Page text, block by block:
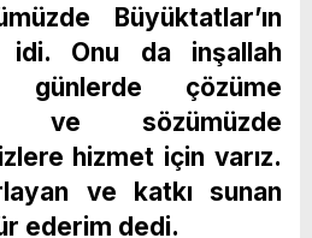
Büyüktatlar’ın
idi. Onu da inşallah
günlerde çözüme
ve sözümüzde
hizmet için varız.
ve katkı sunan
ederim dedi.